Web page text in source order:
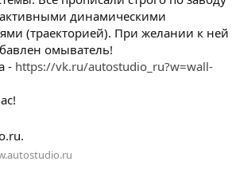
динамическими
(траекторией). При желании к ней
омыватель!
- https://vk.ru/autostudio_ru?w=wall-